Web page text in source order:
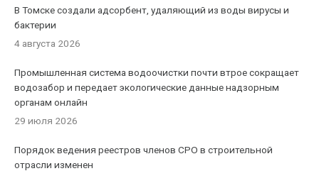
В Томске создали адсорбент, удаляющий из воды вирусы и
бактерии
4 августа 2026
Промышленная система водоочистки почти втрое сокращает
водозабор и передает экологические данные надзорным
органам онлайн
29 июля 2026
Порядок ведения реестров членов СРО в строительной
отрасли изменен